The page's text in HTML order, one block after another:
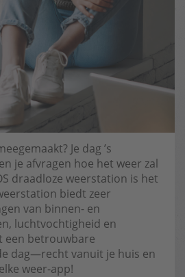
Je dag ’s
je afvragen hoe het weer zal
draadloze weerstation is het
biedt zeer
van binnen- en
luchtvochtigheid en
een betrouwbare
dag—recht vanuit je huis en
weer-app!